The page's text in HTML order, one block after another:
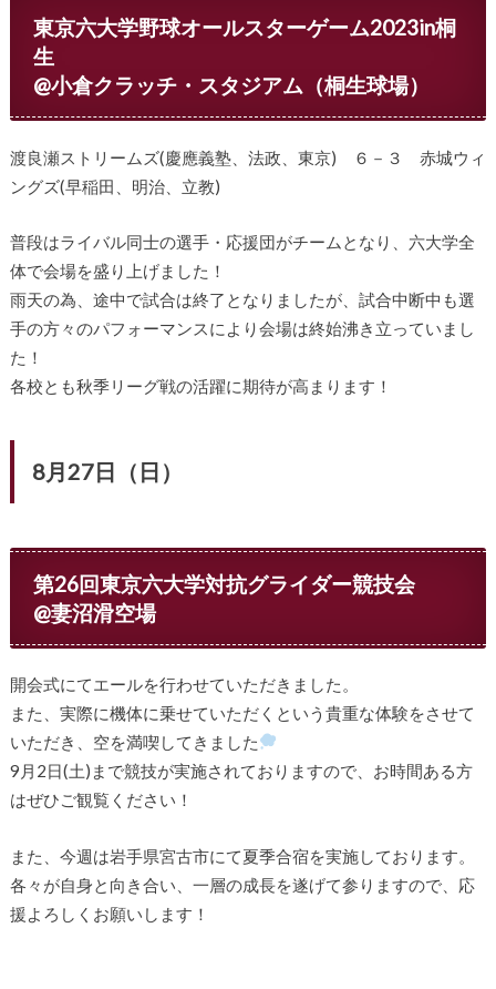
東京六大学野球オールスターゲーム2023in桐
生
@小倉クラッチ・スタジアム（桐生球場）
渡良瀬ストリームズ(慶應義塾、法政、東京) ６－３ 赤城ウィ
ングズ(早稲田、明治、立教)
普段はライバル同士の選手・応援団がチームとなり、六大学全
体で会場を盛り上げました！
雨天の為、途中で試合は終了となりましたが、試合中断中も選
手の方々のパフォーマンスにより会場は終始沸き立っていまし
た！
各校とも秋季リーグ戦の活躍に期待が高まります！
8月27日（日）
第26回東京六大学対抗グライダー競技会
@妻沼滑空場
開会式にてエールを行わせていただきました。
また、実際に機体に乗せていただくという貴重な体験をさせて
いただき、空を満喫してきました
9月2日(土)まで競技が実施されておりますので、お時間ある方
はぜひご観覧ください！
また、今週は岩手県宮古市にて夏季合宿を実施しております。
各々が自身と向き合い、一層の成長を遂げて参りますので、応
援よろしくお願いします！